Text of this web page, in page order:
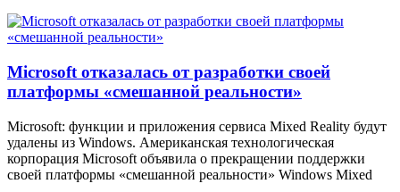
Microsoft отказалась от разработки своей
платформы «смешанной реальности»
Microsoft: функции и приложения сервиса Mixed Reality будут
удалены из Windows. Американская технологическая
корпорация Microsoft объявила о прекращении поддержки
своей платформы «смешанной реальности» Windows Mixed